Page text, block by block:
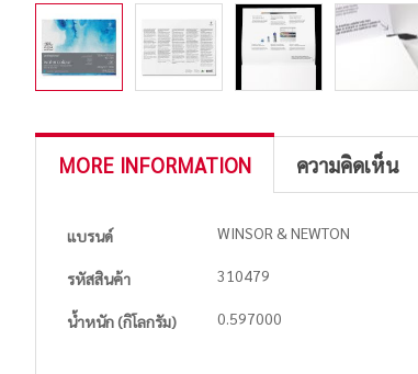
MORE INFORMATION ความคิดเห็น
แบรนด์ WINSOR & NEWTON
รหัสสินค้า 310479
น้ำหนัก (กิโลกรัม) 0.597000